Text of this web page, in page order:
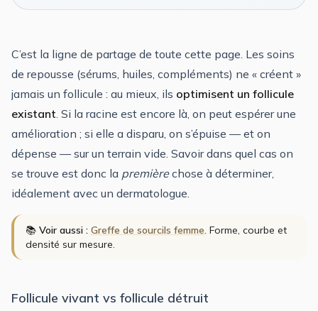
C’est la ligne de partage de toute cette page. Les soins
de repousse (sérums, huiles, compléments) ne « créent »
jamais un follicule : au mieux, ils optimisent un follicule
existant . Si la racine est encore là, on peut espérer une
amélioration ; si elle a disparu, on s’épuise — et on
dépense — sur un terrain vide. Savoir dans quel cas on
se trouve est donc la premièrechose à déterminer,
idéalement avec un dermatologue.
📚 Voir aussi : Greffe de sourcils femme. Forme, courbe et
densité sur mesure.
Follicule vivant vs follicule détruit